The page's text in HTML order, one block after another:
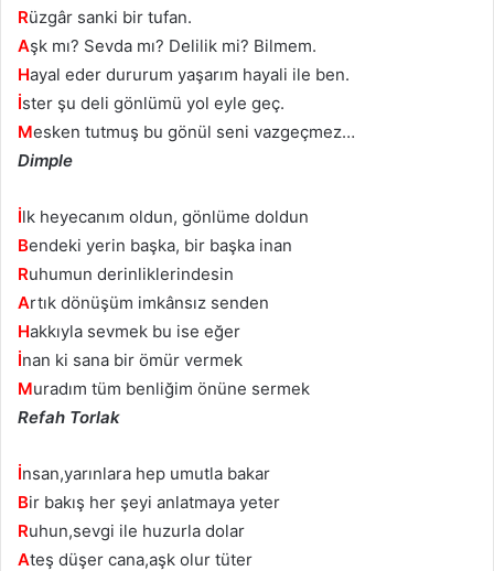
Rüzgâr sanki bir tufan.
Aşk mı? Sevda mı? Delilik mi? Bilmem.
Hayal eder dururum yaşarım hayali ile ben.
İster şu deli gönlümü yol eyle geç.
Mesken tutmuş bu gönül seni vazgeçmez…
Dimple
İlk heyecanım oldun, gönlüme doldun
Bendeki yerin başka, bir başka inan
Ruhumun derinliklerindesin
Artık dönüşüm imkânsız senden
Hakkıyla sevmek bu ise eğer
İnan ki sana bir ömür vermek
Muradım tüm benliğim önüne sermek
Refah Torlak
İnsan,yarınlara hep umutla bakar
Bir bakış her şeyi anlatmaya yeter
Ruhun,sevgi ile huzurla dolar
Ateş düşer cana,aşk olur tüter